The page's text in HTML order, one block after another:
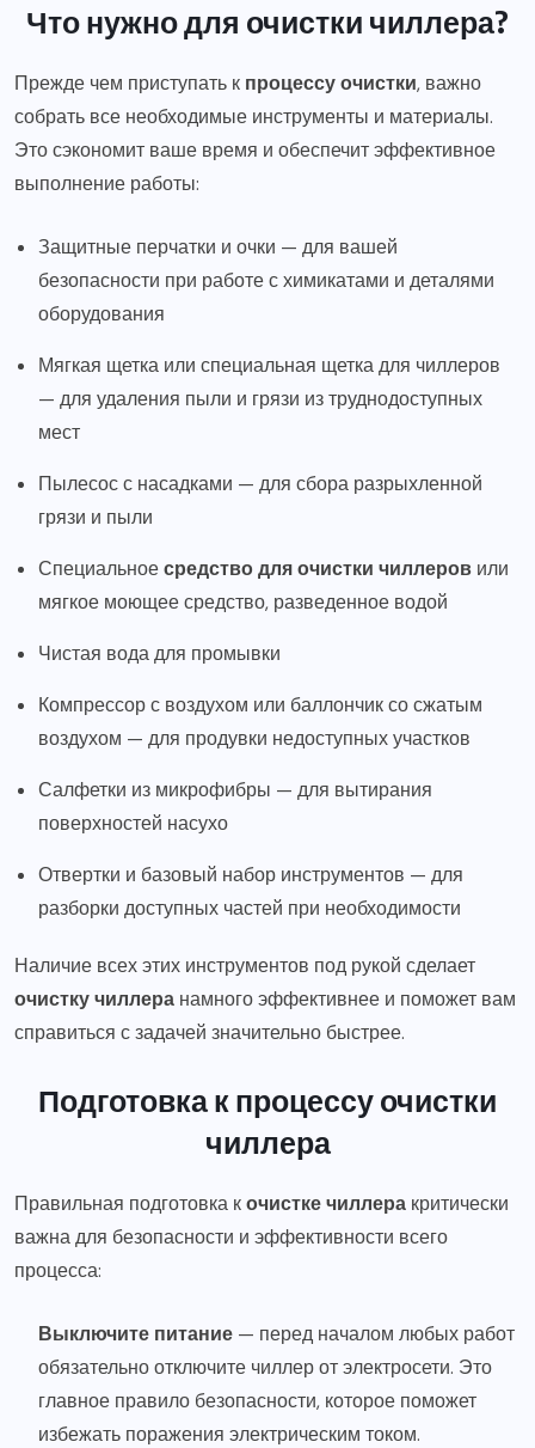
Что нужно для очистки чиллера?
Прежде чем приступать к процессу очистки, важно
собрать все необходимые инструменты и материалы.
Это сэкономит ваше время и обеспечит эффективное
выполнение работы:
Защитные перчатки и очки — для вашей
безопасности при работе с химикатами и деталями
оборудования
Мягкая щетка или специальная щетка для чиллеров
— для удаления пыли и грязи из труднодоступных
мест
Пылесос с насадками — для сбора разрыхленной
грязи и пыли
Специальноесредство для очистки чиллеров или
мягкое моющее средство, разведенное водой
Чистая вода для промывки
Компрессор с воздухом или баллончик со сжатым
воздухом — для продувки недоступных участков
Салфетки из микрофибры — для вытирания
поверхностей насухо
Отвертки и базовый набор инструментов — для
разборки доступных частей при необходимости
Наличие всех этих инструментов под рукой сделает
очистку чиллера намного эффективнее и поможет вам
справиться с задачей значительно быстрее.
Подготовка к процессу очистки
чиллера
Правильная подготовка кочистке чиллера критически
важна для безопасности и эффективности всего
процесса:
Выключите питание — перед началом любых работ
обязательно отключите чиллер от электросети. Это
главное правило безопасности, которое поможет
избежать поражения электрическим током.